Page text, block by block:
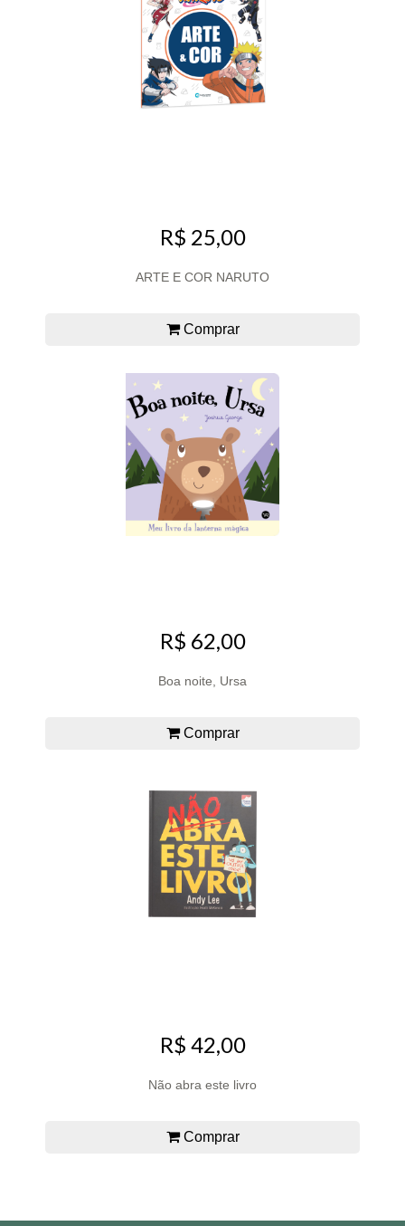
R$ 25,00
ARTE E COR NARUTO
Comprar
R$ 62,00
Boa noite, Ursa
Comprar
R$ 42,00
Não abra este livro
Comprar